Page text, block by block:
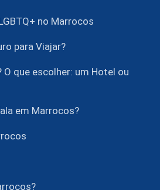
no Marrocos
para Viajar?
O que escolher: um Hotel ou
em Marrocos?